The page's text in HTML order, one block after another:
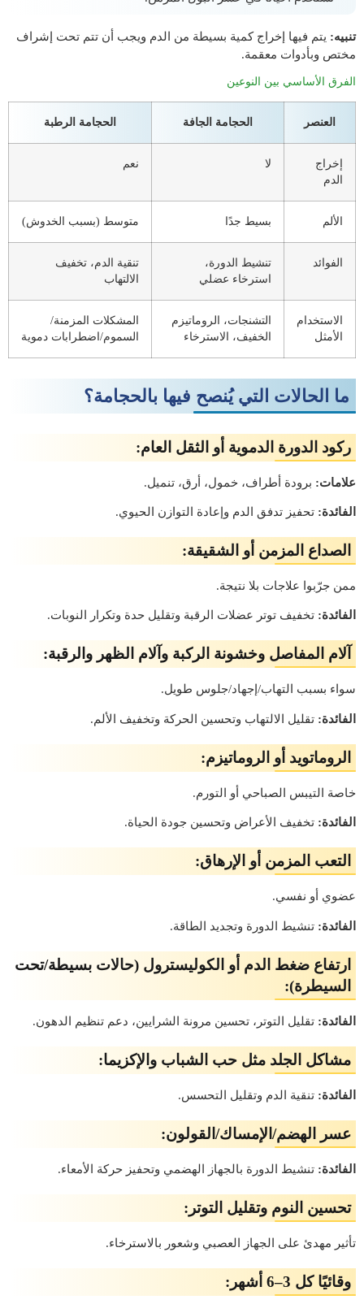
تنبيه: يتم فيها إخراج كمية بسيطة من الدم ويجب أن تتم تحت إشراف
مختص وبأدوات معقمة.
الفرق الأساسي بين النوعين
العنصر الحجامة الجافة الحجامة الرطبة
إخراج
الدم
لا نعم
الألم بسيط جدًا متوسط (بسبب الخدوش)
الفوائد
تنشيط الدورة،
استرخاء عضلي
تنقية الدم، تخفيف
الالتهاب
الاستخدام
الأمثل
التشنجات، الروماتيزم
الخفيف، الاسترخاء
المشكلات المزمنة/
السموم/اضطرابات دموية
ما الحالات التي يُنصح فيها بالحجامة؟
ركود الدورة الدموية أو الثقل العام:
علامات: برودة أطراف، خمول، أرق، تنميل.
الفائدة: تحفيز تدفق الدم وإعادة التوازن الحيوي.
الصداع المزمن أو الشقيقة:
ممن جرّبوا علاجات بلا نتيجة.
الفائدة: تخفيف توتر عضلات الرقبة وتقليل حدة وتكرار النوبات.
آلام المفاصل وخشونة الركبة وآلام الظهر والرقبة:
سواء بسبب التهاب/إجهاد/جلوس طويل.
الفائدة: تقليل الالتهاب وتحسين الحركة وتخفيف الألم.
الروماتويد أو الروماتيزم:
خاصة التيبس الصباحي أو التورم.
الفائدة: تخفيف الأعراض وتحسين جودة الحياة.
التعب المزمن أو الإرهاق:
عضوي أو نفسي.
الفائدة: تنشيط الدورة وتجديد الطاقة.
ارتفاع ضغط الدم أو الكوليسترول (حالات بسيطة/تحت
السيطرة):
الفائدة: تقليل التوتر، تحسين مرونة الشرايين، دعم تنظيم الدهون.
مشاكل الجلد مثل حب الشباب والإكزيما:
الفائدة: تنقية الدم وتقليل التحسس.
عسر الهضم/الإمساك/القولون:
الفائدة: تنشيط الدورة بالجهاز الهضمي وتحفيز حركة الأمعاء.
تحسين النوم وتقليل التوتر:
تأثير مهدئ على الجهاز العصبي وشعور بالاسترخاء.
وقائيًا كل 3–6 أشهر: